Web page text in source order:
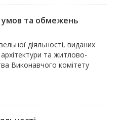
умов та обмежень
діяльності, виданих
та житлово-
Виконавчого комітету